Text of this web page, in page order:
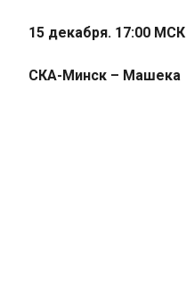
15 декабря. 17:00 МСК
СКА-Минск – Машека